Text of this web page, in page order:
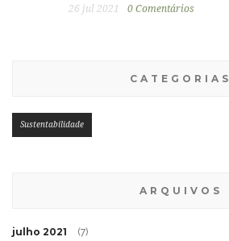
26 jul 2021 0 Comentários
CATEGORIAS
Sustentabilidade
ARQUIVOS
julho 2021 (7)